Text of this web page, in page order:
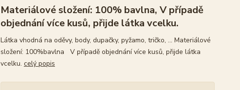
Materiálové složení: 100% bavlna, V případě
objednání více kusů, přijde látka vcelku.
Látka vhodná na oděvy, body, dupačky, pyžamo, tričko, ... Materiálové
složení: 100%bavlna V případě objednání více kusů, přijde látka
vcelku. celý popis